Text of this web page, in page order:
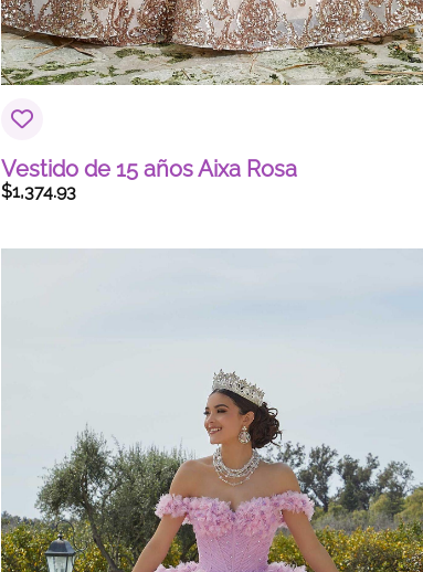
Vestido de 15 años Aixa Rosa
$1,374.93